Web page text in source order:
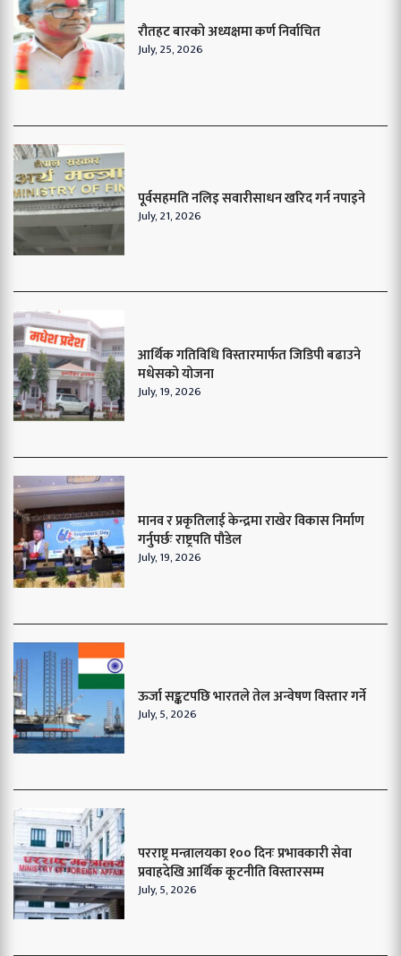
रौतहट बारको अध्यक्षमा कर्ण निर्वाचित
July, 25, 2026
पूर्वसहमति नलिइ सवारीसाधन खरिद गर्न नपाइने
July, 21, 2026
आर्थिक गतिविधि विस्तारमार्फत जिडिपी बढाउने
मधेसको योजना
July, 19, 2026
मानव र प्रकृतिलाई केन्द्रमा राखेर विकास निर्माण
गर्नुपर्छः राष्ट्रपति पौडेल
July, 19, 2026
ऊर्जा सङ्कटपछि भारतले तेल अन्वेषण विस्तार गर्ने
July, 5, 2026
परराष्ट्र मन्त्रालयका १०० दिनः प्रभावकारी सेवा
प्रवाहदेखि आर्थिक कूटनीति विस्तारसम्म
July, 5, 2026